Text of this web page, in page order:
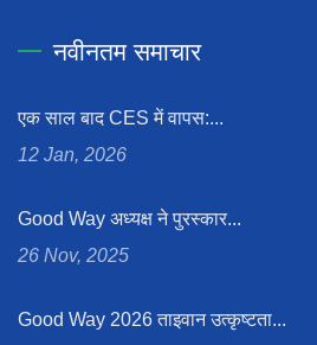
नवीनतम समाचार
एक साल बाद CES में वापस:...
12 Jan, 2026
Good Way अध्यक्ष ने पुरस्कार...
26 Nov, 2025
Good Way 2026 ताइवान उत्कृष्टता...